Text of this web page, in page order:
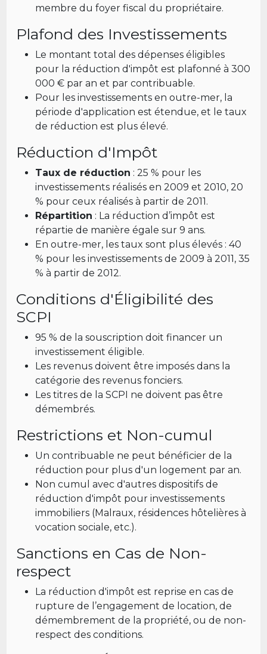
membre du foyer fiscal du propriétaire.
Plafond des Investissements
Le montant total des dépenses éligibles
pour la réduction d'impôt est plafonné à 300
000 € par an et par contribuable.
Pour les investissements en outre-mer, la
période d'application est étendue, et le taux
de réduction est plus élevé.
Réduction d'Impôt
Taux de réduction : 25 % pour les
investissements réalisés en 2009 et 2010, 20
% pour ceux réalisés à partir de 2011.
Répartition : La réduction d’impôt est
répartie de manière égale sur 9 ans.
En outre-mer, les taux sont plus élevés : 40
% pour les investissements de 2009 à 2011, 35
% à partir de 2012.
Conditions d'Éligibilité des
SCPI
95 % de la souscription doit financer un
investissement éligible.
Les revenus doivent être imposés dans la
catégorie des revenus fonciers.
Les titres de la SCPI ne doivent pas être
démembrés.
Restrictions et Non-cumul
Un contribuable ne peut bénéficier de la
réduction pour plus d'un logement par an.
Non cumul avec d'autres dispositifs de
réduction d'impôt pour investissements
immobiliers (Malraux, résidences hôtelières à
vocation sociale, etc.).
Sanctions en Cas de Non-
respect
La réduction d'impôt est reprise en cas de
rupture de l’engagement de location, de
démembrement de la propriété, ou de non-
respect des conditions.